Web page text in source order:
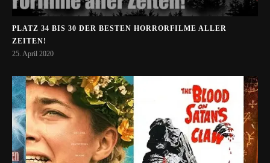
PLATZ 34 BIS 30 DER BESTEN HORRORFILME ALLER
ZEITEN!
25. April 2020